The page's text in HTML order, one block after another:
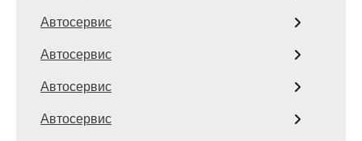
Автосервис
Автосервис
Автосервис
Автосервис